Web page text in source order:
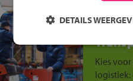
Jouw
Kies
logistiek:
DETAILS